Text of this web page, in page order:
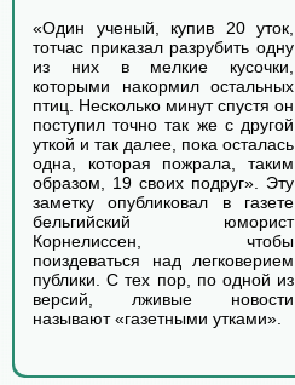
«Один ученый, купив 20 уток,
тотчас приказал разрубить одну
из них в мелкие кусочки,
которыми накормил остальных
птиц. Несколько минут спустя он
поступил точно так же с другой
уткой и так далее, пока осталась
одна, которая пожрала, таким
образом, 19 своих подруг». Эту
заметку опубликовал в газете
бельгийский юморист
Корнелиссен, чтобы
поиздеваться над легковерием
публики. С тех пор, по одной из
версий, лживые новости
называют «газетными утками».